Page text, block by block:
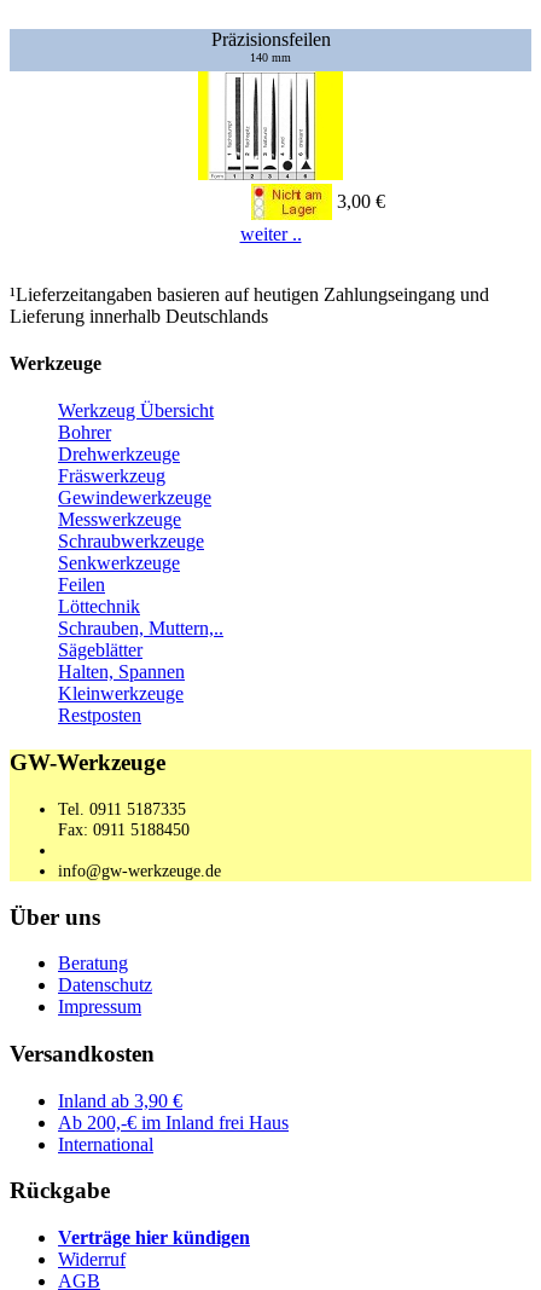
Präzisionsfeilen
140 mm
3,00 €
weiter ..
¹Lieferzeitangaben basieren auf heutigen Zahlungseingang und
Lieferung innerhalb Deutschlands
Werkzeuge
Werkzeug Übersicht
Bohrer
Drehwerkzeuge
Fräswerkzeug
Gewindewerkzeuge
Messwerkzeuge
Schraubwerkzeuge
Senkwerkzeuge
Feilen
Löttechnik
Schrauben, Muttern,..
Sägeblätter
Halten, Spannen
Kleinwerkzeuge
Restposten
GW-Werkzeuge
Tel. 0911 5187335
Fax: 0911 5188450
info@gw-werkzeuge.de
Über uns
Beratung
Datenschutz
Impressum
Versandkosten
Inland ab 3,90 €
Ab 200,-€ im Inland frei Haus
International
Rückgabe
Verträge hier kündigen
Widerruf
AGB